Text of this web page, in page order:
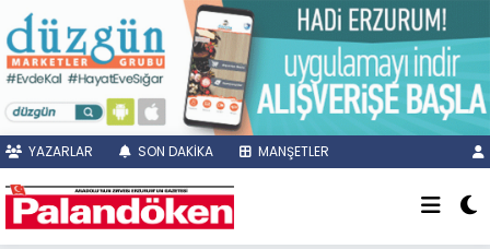
YAZARLAR SON DAKİKA MANŞETLER